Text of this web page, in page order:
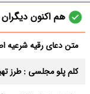
هم اکنون
متن دعای رقیه شرعیه
کلم پلو مجلسی : طرز